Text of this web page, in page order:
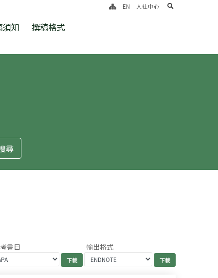
知 撰稿格式
EN 人社中心 search
書目 輸出格式